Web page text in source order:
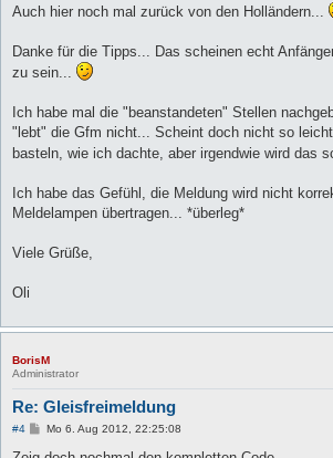
i
t
a
g
Auch hier noch mal zurück von den Holländern...
Danke für die Tipps... Das scheinen echt
zu sein...
Ich habe mal die "beanstandeten" Stellen
"lebt" die Gfm nicht... Scheint doch nicht so
basteln, wie ich dachte, aber irgendwie wird das
Ich habe das Gefühl, die Meldung wird nicht
Meldelampen übertragen... *überleg*
Viele Grüße,
Oli
BorisM
Administrator
Re: Gleisfreimeldung
#4
BMo 6. Aug 2012, 22:25:08